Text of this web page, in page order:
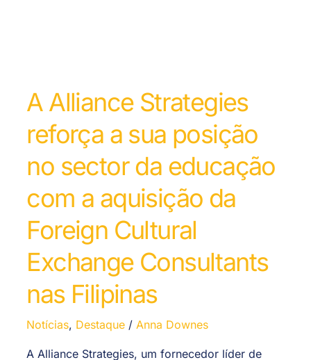
A Alliance Strategies
reforça a sua posição
no sector da educação
com a aquisição da
Foreign Cultural
Exchange Consultants
nas Filipinas
Notícias, Destaque / Anna Downes
A Alliance Strategies, um fornecedor líder de